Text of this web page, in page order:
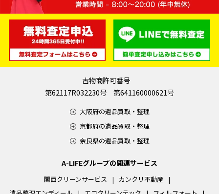
古物商許可番号
第62117R032230号 第641160000621号
大阪府の遺品買取・整理
京都府の遺品買取・整理
奈良県の遺品買取・整理
A-LIFEグループの関連サービス
関西クリーンサービス
カンクリ不動産